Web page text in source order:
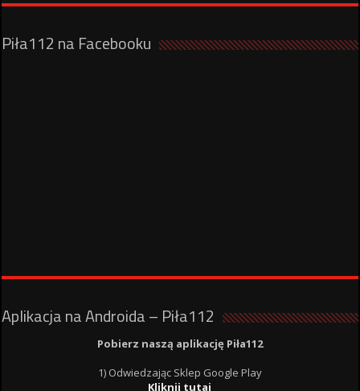
Piła112 na Facebooku
Aplikacja na Androida – Piła112
Pobierz naszą aplikację Piła112
1) Odwiedzając Sklep Google Play
Kliknij tutaj